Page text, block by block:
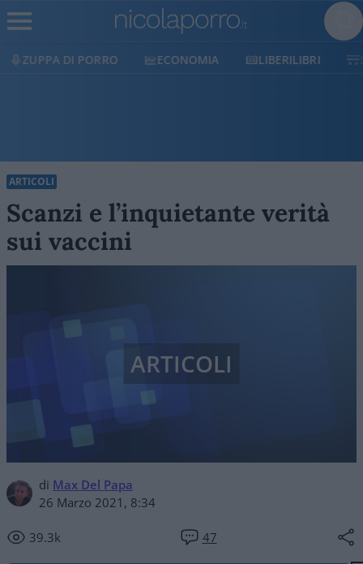
ECONOMIA LIBERILIBRI SHOP SOSTIENICI
ARTICOLI
Scanzi e l’inquietante verità
sui vaccini
di Max Del Papa
26 Marzo 2021, 8:34
39.3k 47
ARTICOLI